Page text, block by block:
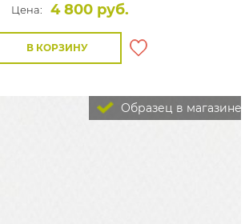
Цена:
4 800 руб.
В КОРЗИНУ
Образец в магазине